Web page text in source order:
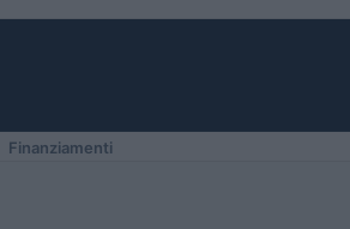
Finanziamenti